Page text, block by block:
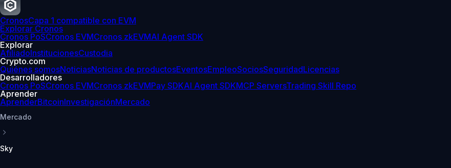
CronosCapa 1 compatible con EVM
Explorar Cronos
Cronos PoSCronos EVMCronos zkEVMAI Agent SDK
Explorar
AfiliadoInstitucionesCustodia
Crypto.com
Quiénes somosNoticiasNoticias de productosEventosEmpleoSociosSeguridadLicencias
Desarrolladores
Cronos PoSCronos EVMCronos zkEVMPay SDKAI Agent SDKMCP ServersTrading Skill Repo
Aprender
AprenderBitcoinInvestigaciónMercado
Mercado
Sky